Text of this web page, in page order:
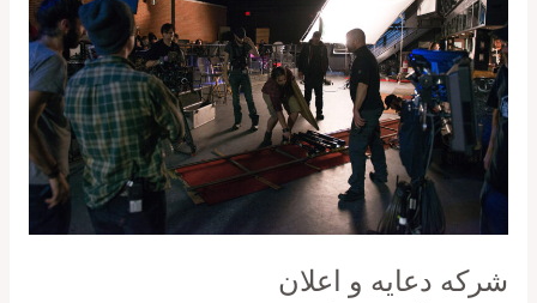
شركه دعايه و اعلان
اعلان